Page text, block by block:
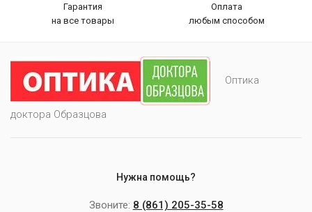
Гарантия
на все товары
Оплата
любым способом
Оптика
доктора Образцова
Нужна помощь?
Звоните: 8 (861) 205-35-58